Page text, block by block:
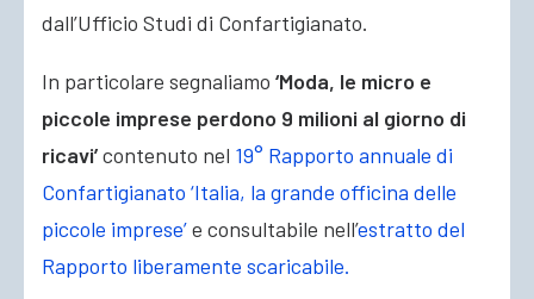
dall’Ufficio Studi di Confartigianato.
In particolare segnaliamo ‘Moda, le micro e
piccole imprese perdono 9 milioni al giorno di
ricavi’contenuto nel 19° Rapporto annuale di
Confartigianato ‘Italia, la grande officina delle
piccole imprese’e consultabile nell’estratto del
Rapporto liberamente scaricabile.